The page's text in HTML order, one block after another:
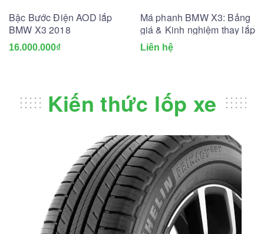
Bậc Bước Điện AOD lắp
BMW X3 2018
16.000.000₫
Má phanh BMW X3: Bảng
giá & Kinh nghiệm thay lắp
Liên hệ
Kiến thức lốp xe